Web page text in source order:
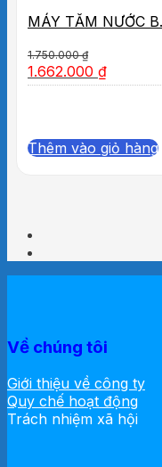
MÁY TĂM NƯỚC
1.750.000₫
1.662.000 ₫
Thêm vào giỏ hàng
Về chúng tôi
Giới thiệu về công ty
Quy chế hoạt động
Trách nhiệm xã hội